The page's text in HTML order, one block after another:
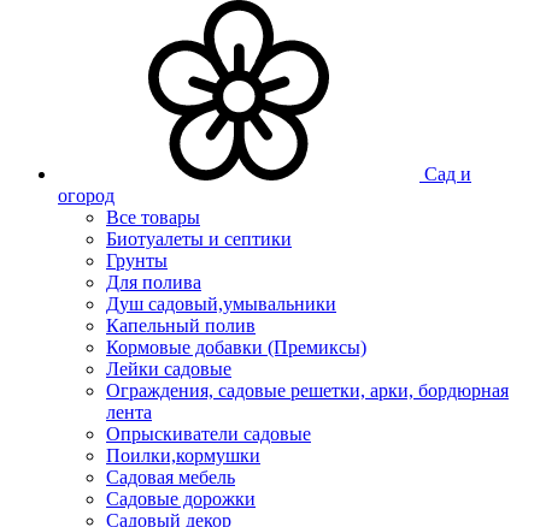
Сад и
огород
Все товары
Биотуалеты и септики
Грунты
Для полива
Душ садовый,умывальники
Капельный полив
Кормовые добавки (Премиксы)
Лейки садовые
Ограждения, садовые решетки, арки, бордюрная
лента
Опрыскиватели садовые
Поилки,кормушки
Садовая мебель
Садовые дорожки
Садовый декор